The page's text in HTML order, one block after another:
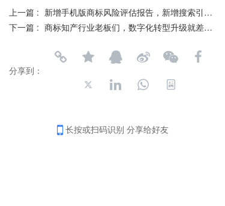
上一篇 : 新增手机版商标风险评估报告，新增搜索引擎一键收录！【ePower v2.2.0.0412】
下一篇 : 商标知产行业老板们，数字化转型升级就差一个ePower系统
分享到：
长按或扫码识别 分享给好友